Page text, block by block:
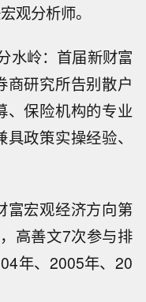
观分析师。
水岭：首届新财富
商研究所告别散户
、保险机构的专业
政策实操经验、
富宏观经济方向第
高善文7次参与排
年、2005年、20